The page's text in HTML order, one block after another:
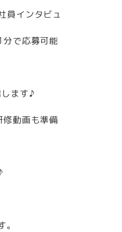
員インタビュ
で応募可能
ます♪
修動画も準備